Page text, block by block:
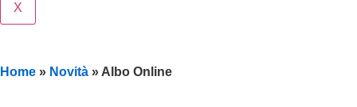
X
Home » Novità » Albo Online